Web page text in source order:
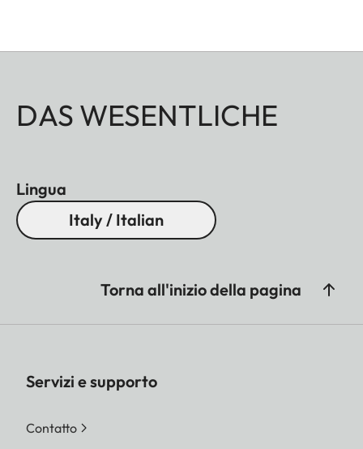
DAS WESENTLICHE
Lingua
Italy / Italian
Torna all'inizio della pagina
Servizi e supporto
Contatto